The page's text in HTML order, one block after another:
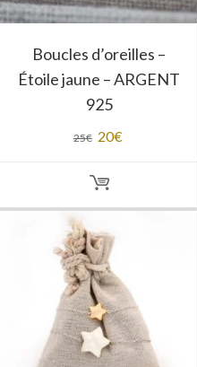
Boucles d’oreilles –
Étoile jaune – ARGENT
925
25€ Le
initial
20€